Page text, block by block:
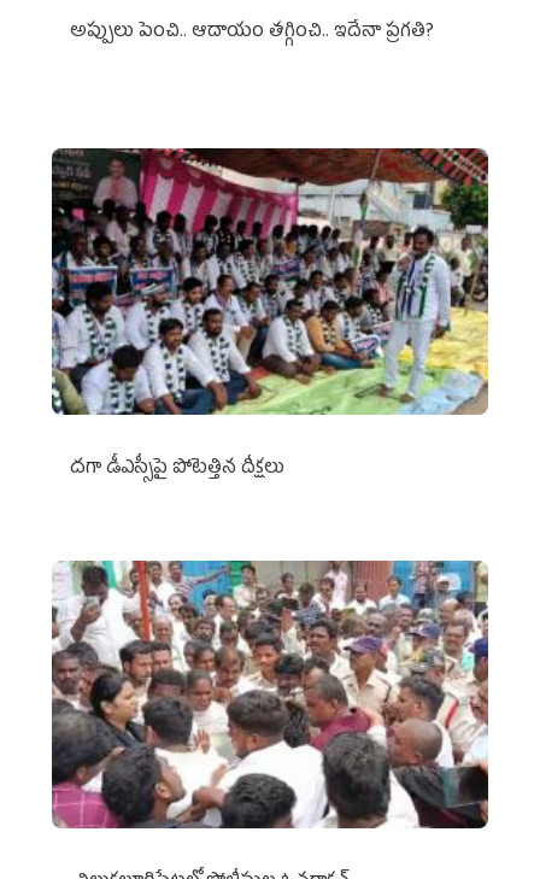
అప్పులు పెంచి.. ఆదాయం తగ్గించి.. ఇదేనా ప్రగతి?
దగా డీఎస్సీపై పోటెత్తిన దీక్షలు